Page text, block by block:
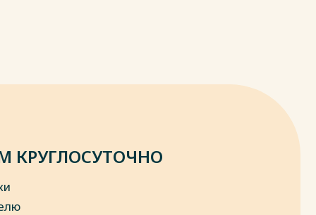
КРУГЛОСУТОЧНО